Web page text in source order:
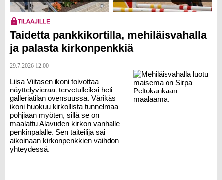
Taidetta pankkikortilla, mehiläisvahalla
ja palasta kirkonpenkkiä
29.7.2026 12.00
Liisa Viitasen ikoni toivottaa
näyttelyvieraat tervetulleiksi heti
galleriatilan ovensuussa. Värikäs
ikoni huokuu kirkollista tunnelmaa
pohjiaan myöten, sillä se on
maalattu Alavuden kirkon vanhalle
penkinpalalle. Sen taiteilija sai
aikoinaan kirkonpenkkien vaihdon
yhteydessä.